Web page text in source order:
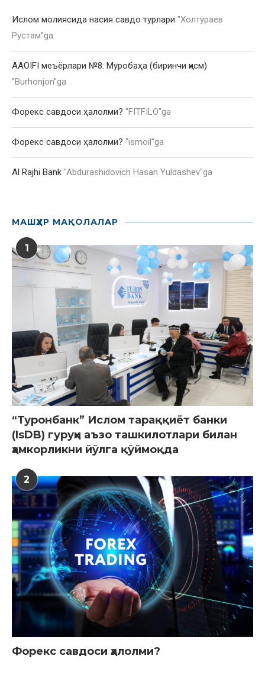
Ислом молиясида насия савдо турлари "Холтураев
Рустам"ga
AAOIFI меъёрлари №8: Муробаҳа (биринчи қисм)
"Burhonjon"ga
Форекс савдоси ҳалолми? "FITFILO"ga
Форекс савдоси ҳалолми? "ismoil "ga
Al Rajhi Bank "Abdurashidovich Hasan Yuldashev"ga
МАШҲУР МАҚОЛАЛАР
1
“Туронбанк” Ислом тараққиёт банки
(IsDB) гуруҳи аъзо ташкилотлари билан
ҳамкорликни йўлга қўймоқда
2
Форекс савдоси ҳалолми?